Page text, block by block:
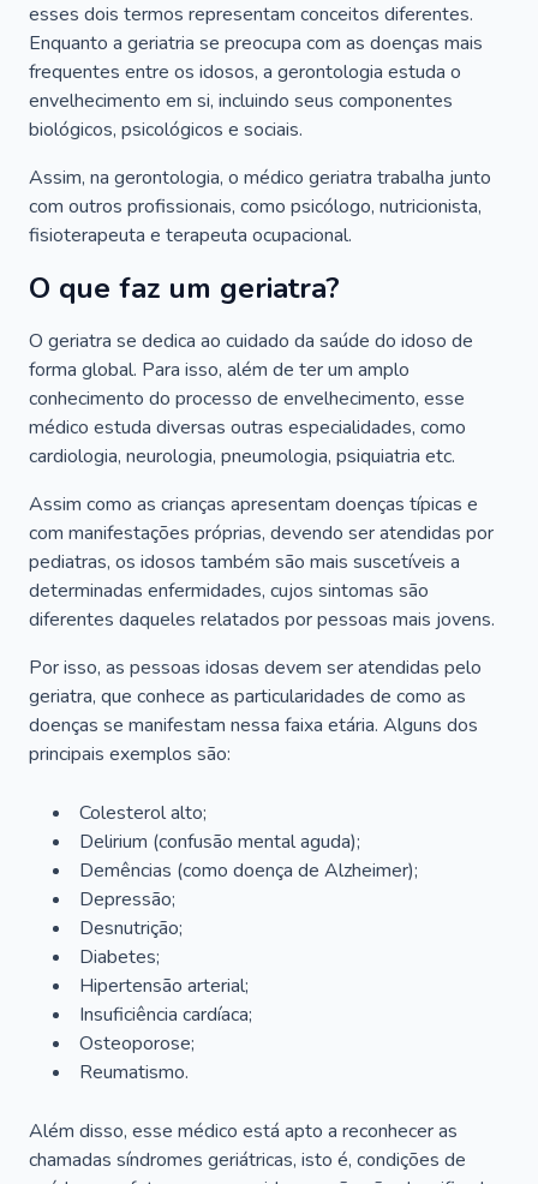
esses dois termos representam conceitos diferentes.
Enquanto a geriatria se preocupa com as doenças mais
frequentes entre os idosos, a gerontologia estuda o
envelhecimento em si, incluindo seus componentes
biológicos, psicológicos e sociais.
Assim, na gerontologia, o médico geriatra trabalha junto
com outros profissionais, como psicólogo, nutricionista,
fisioterapeuta e terapeuta ocupacional.
O que faz um geriatra?
O geriatra se dedica ao cuidado da saúde do idoso de
forma global. Para isso, além de ter um amplo
conhecimento do processo de envelhecimento, esse
médico estuda diversas outras especialidades, como
cardiologia, neurologia, pneumologia, psiquiatria etc.
Assim como as crianças apresentam doenças típicas e
com manifestações próprias, devendo ser atendidas por
pediatras, os idosos também são mais suscetíveis a
determinadas enfermidades, cujos sintomas são
diferentes daqueles relatados por pessoas mais jovens.
Por isso, as pessoas idosas devem ser atendidas pelo
geriatra, que conhece as particularidades de como as
doenças se manifestam nessa faixa etária. Alguns dos
principais exemplos são:
Colesterol alto;
Delirium (confusão mental aguda);
Demências (como doença de Alzheimer);
Depressão;
Desnutrição;
Diabetes;
Hipertensão arterial;
Insuficiência cardíaca;
Osteoporose;
Reumatismo.
Além disso, esse médico está apto a reconhecer as
chamadas síndromes geriátricas, isto é, condições de